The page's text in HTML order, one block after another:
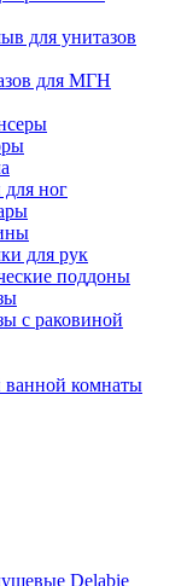
для унитазов
для МГН
ног
для рук
поддоны
с раковиной
ванной комнаты
Delabie